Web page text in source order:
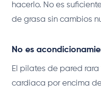
hacerlo. No es
de grasa sin cambios
No es
El pilates de pared
cardiaca por encima